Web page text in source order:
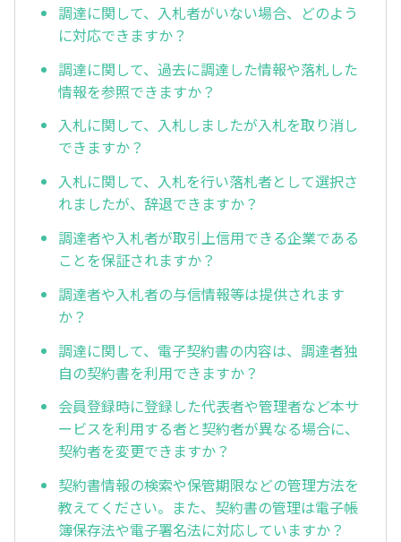
調達に関して、入札者がいない場合、どのよう
に対応できますか？
調達に関して、過去に調達した情報や落札した
情報を参照できますか？
入札に関して、入札しましたが入札を取り消し
できますか？
入札に関して、入札を行い落札者として選択さ
れましたが、辞退できますか？
調達者や入札者が取引上信用できる企業である
ことを保証されますか？
調達者や入札者の与信情報等は提供されます
か？
調達に関して、電子契約書の内容は、調達者独
自の契約書を利用できますか？
会員登録時に登録した代表者や管理者など本サ
ービスを利用する者と契約者が異なる場合に、
契約者を変更できますか？
契約書情報の検索や保管期限などの管理方法を
教えてください。また、契約書の管理は電子帳
簿保存法や電子署名法に対応していますか？